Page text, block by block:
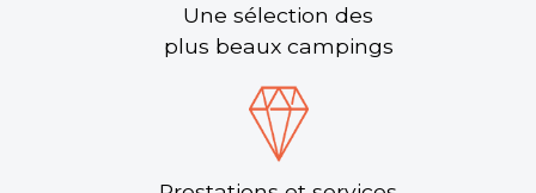
Une sélection des
plus beaux campings